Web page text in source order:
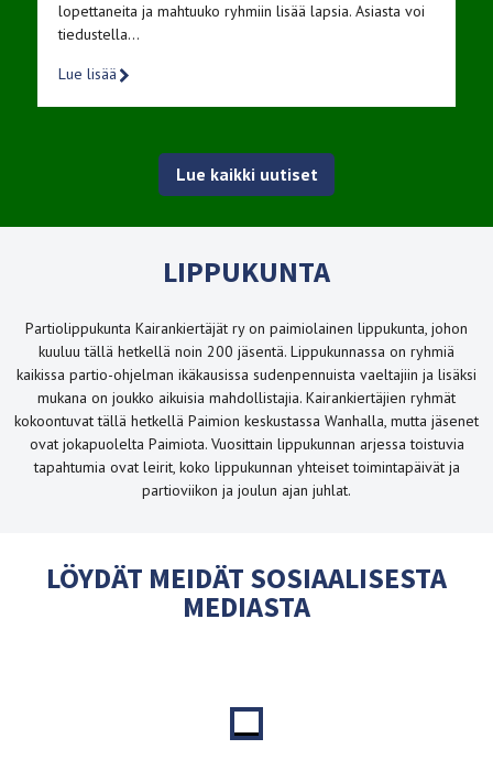
lopettaneita ja mahtuuko ryhmiin lisää lapsia. Asiasta voi
tiedustella…
Lue lisää
Lue kaikki uutiset
LIPPUKUNTA
Partiolippukunta Kairankiertäjät ry on paimiolainen lippukunta, johon
kuuluu tällä hetkellä noin 200 jäsentä. Lippukunnassa on ryhmiä
kaikissa partio-ohjelman ikäkausissa sudenpennuista vaeltajiin ja lisäksi
mukana on joukko aikuisia mahdollistajia. Kairankiertäjien ryhmät
kokoontuvat tällä hetkellä Paimion keskustassa Wanhalla, mutta jäsenet
ovat jokapuolelta Paimiota. Vuosittain lippukunnan arjessa toistuvia
tapahtumia ovat leirit, koko lippukunnan yhteiset toimintapäivät ja
partioviikon ja joulun ajan juhlat.
LÖYDÄT MEIDÄT SOSIAALISESTA
MEDIASTA